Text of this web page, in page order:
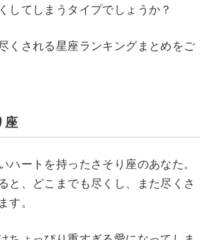
してしまうタイプでしょうか？
くされる星座ランキングまとめをご
ハートを持ったさそり座のあなた。
と、どこまでも尽くし、また尽くさ
す。